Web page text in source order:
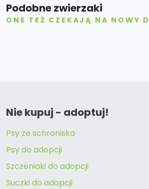
Podobne zwierzaki
ONE TEŻ CZEKAJĄ NA NOWY
Nie kupuj - adoptuj!
Psy ze schroniska
Psy do adopcji
Szczeniaki do adopcji
Suczki do adopcji